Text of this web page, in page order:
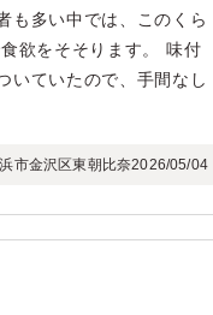
も多い中では、このくら
欲をそそります。 味付
いていたので、手間なし
市金沢区東朝比奈2026/05/04